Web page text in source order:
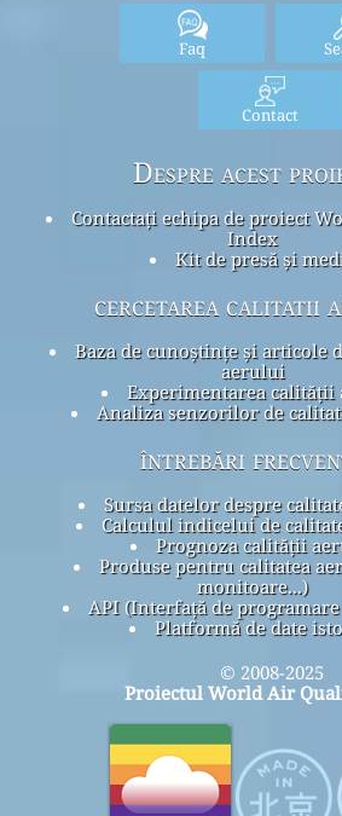
Faq
Contact
Despre acest
Contactați echipa de proiect
Index
Kit de presă și
cercetarea calitatii
Baza de cunoștințe și articole
aerului
Experimentarea
Analiza senzorilor de
întrebări
Sursa datelor despre
Calculul indicelui de
Prognoza calității
Produse pentru calitatea
monitoare...)
API (Interfață de
Platformă de date
© 2008-2025
Proiectul World Air